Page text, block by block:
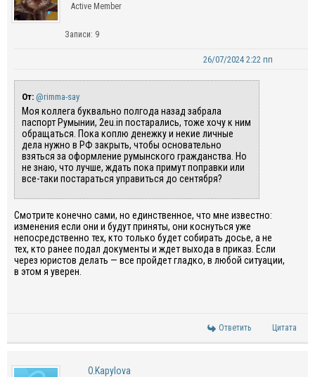
Active Member
Записи: 9
26/07/2024 2:22 пп
От: @rimma-say
Моя коллега буквально полгода назад забрала
паспорт Румынии, 2eu.in постарались, тоже хочу к ним
обращаться. Пока коплю денежку и некие личные
дела нужно в РФ закрыть, чтобы основательно
взяться за оформление румынского гражданства. Но
не знаю, что лучше, ждать пока примут поправки или
все-таки постараться управиться до сентября?
Смотрите конечно сами, но единственное, что мне известно:
изменения если они и будут приняты, они коснуться уже
непосредственно тех, кто только будет собирать досье, а не
тех, кто ранее подал документы и ждет выхода в приказ. Если
через юристов делать — все пройдет гладко, в любой ситуации,
в этом я уверен.
Ответить Цитата
O.Kapylova